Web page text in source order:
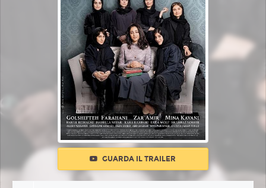
GUARDA IL TRAILER